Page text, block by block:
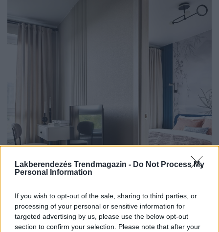
Lakberendezés Trendmagazin - Do Not Process My
Personal Information
If you wish to opt-out of the sale, sharing to third parties, or
processing of your personal or sensitive information for
targeted advertising by us, please use the below opt-out
section to confirm your selection. Please note that after your